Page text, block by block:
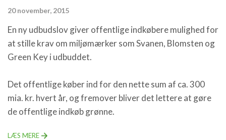
20 november, 2015
En ny udbudslov giver offentlige indkøbere mulighed for
at stille krav om miljømærker som Svanen, Blomsten og
Green Key i udbuddet.
Det offentlige køber ind for den nette sum af ca. 300
mia. kr. hvert år, og fremover bliver det lettere at gøre
de offentlige indkøb grønne.
LÆS MERE